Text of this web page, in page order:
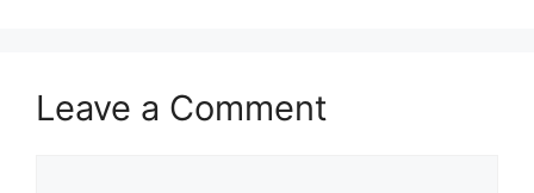
Leave a Comment